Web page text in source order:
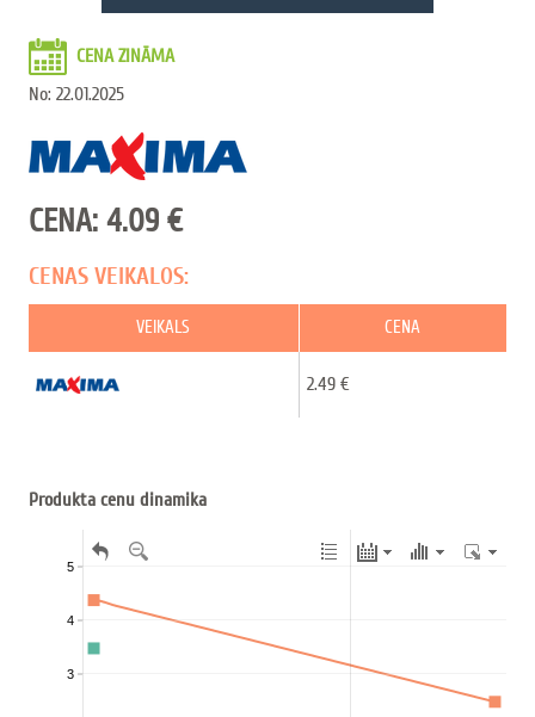
CENA ZINĀMA
No: 22.01.2025
CENA: 4.09 €
CENAS VEIKALOS:
VEIKALS CENA
2.49 €
Produkta cenu dinamika